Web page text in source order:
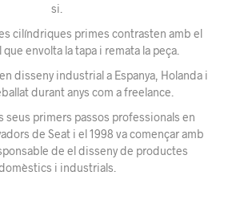
si.
cilíndriques primes contrasten amb el
envolta la tapa i remata la peça.
disseny industrial a Espanya, Holanda i
durant anys com a freelance.
seus primers passos professionals en
de Seat i el 1998 va començar amb
de el disseny de productes
i industrials.